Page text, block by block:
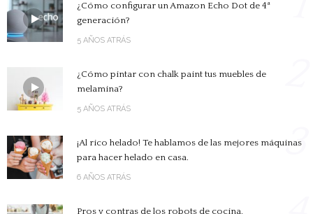
¿Cómo configurar un Amazon Echo Dot de 4ª
generación?
5 AÑOS ATRÁS
¿Cómo pintar con chalk paint tus muebles de
melamina?
5 AÑOS ATRÁS
¡Al rico helado! Te hablamos de las mejores máquinas
para hacer helado en casa.
6 AÑOS ATRÁS
3
Pros y contras de los robots de cocina.